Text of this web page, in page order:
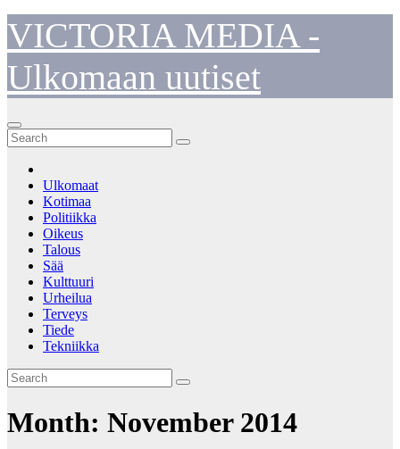
Skip
to
content
VICTORIA MEDIA -
Ulkomaan uutiset
Ulkomaat
Kotimaa
Politiikka
Oikeus
Talous
Sää
Kulttuuri
Urheilua
Terveys
Tiede
Tekniikka
Month: November 2014